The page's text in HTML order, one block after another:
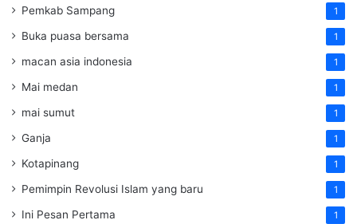
Pemkab Sampang 1
Buka puasa bersama 1
macan asia indonesia 1
Mai medan 1
mai sumut 1
Ganja 1
Kotapinang 1
Pemimpin Revolusi Islam yang baru 1
Ini Pesan Pertama 1